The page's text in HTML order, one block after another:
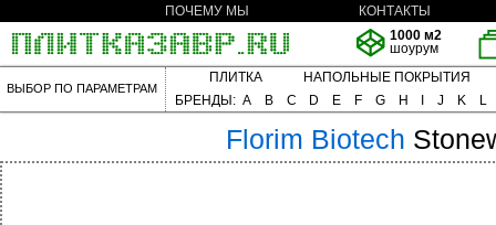
ПОЧЕМУ МЫ
КОНТАКТЫ
1000 м2
шоурум
ВЫБОР ПО ПАРАМЕТРАМ
ПЛИТКА
НАПОЛЬНЫЕ ПОКРЫТИЯ
БРЕНДЫ: A B C D E F G H J K L
Florim Biotech